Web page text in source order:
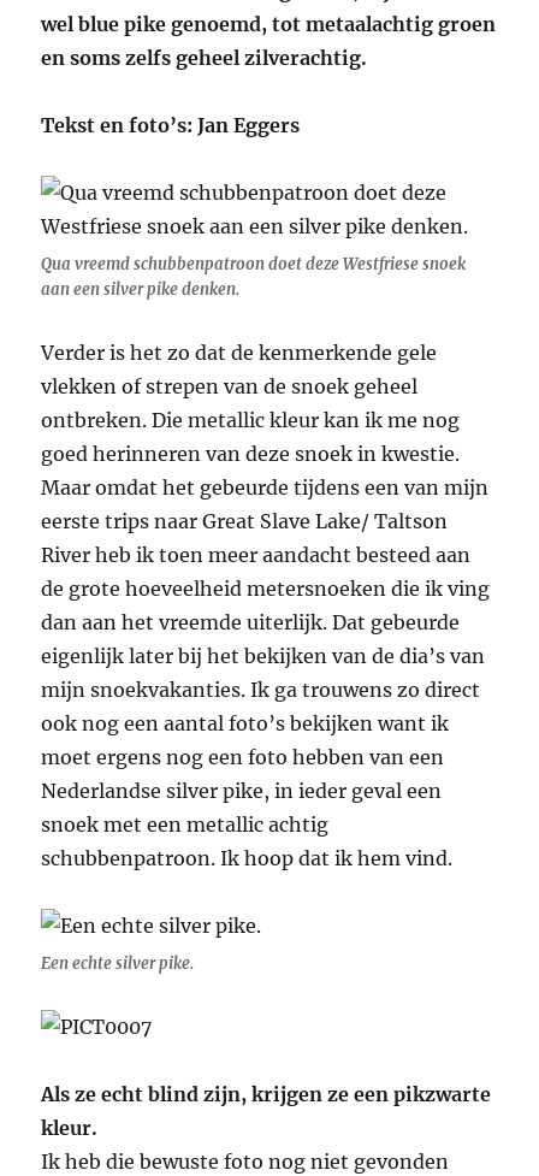
wel blue pike genoemd, tot metaalachtig groen
en soms zelfs geheel zilverachtig.
Tekst en foto’s: Jan Eggers
Qua vreemd schubbenpatroon doet deze Westfriese snoek
aan een silver pike denken.
Verder is het zo dat de kenmerkende gele
vlekken of strepen van de snoek geheel
ontbreken. Die metallic kleur kan ik me nog
goed herinneren van deze snoek in kwestie.
Maar omdat het gebeurde tijdens een van mijn
eerste trips naar Great Slave Lake/ Taltson
River heb ik toen meer aandacht besteed aan
de grote hoeveelheid metersnoeken die ik ving
dan aan het vreemde uiterlijk. Dat gebeurde
eigenlijk later bij het bekijken van de dia’s van
mijn snoekvakanties. Ik ga trouwens zo direct
ook nog een aantal foto’s bekijken want ik
moet ergens nog een foto hebben van een
Nederlandse silver pike, in ieder geval een
snoek met een metallic achtig
schubbenpatroon. Ik hoop dat ik hem vind.
Een echte silver pike.
Als ze echt blind zijn, krijgen ze een pikzwarte
kleur.
Ik heb die bewuste foto nog niet gevonden